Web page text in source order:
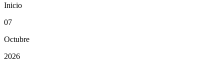
Inicio
07
Octubre
2026